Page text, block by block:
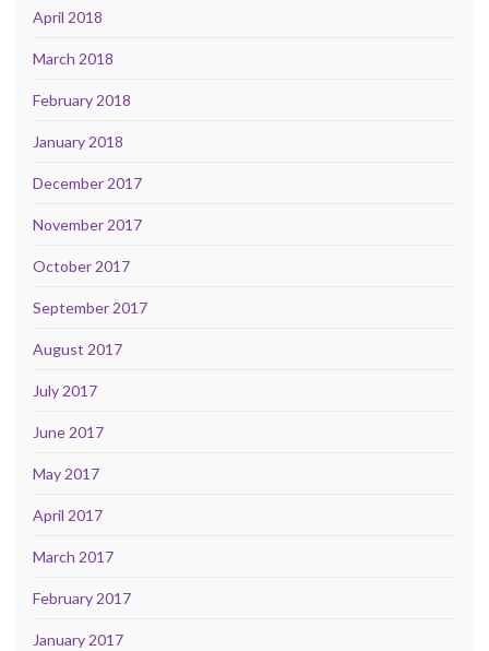
April 2018
March 2018
February 2018
January 2018
December 2017
November 2017
October 2017
September 2017
August 2017
July 2017
June 2017
May 2017
April 2017
March 2017
February 2017
January 2017